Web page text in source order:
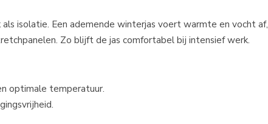
isolatie. Een ademende winterjas voert warmte en vocht af,
Zo blijft de jas comfortabel bij intensief werk.
optimale temperatuur.